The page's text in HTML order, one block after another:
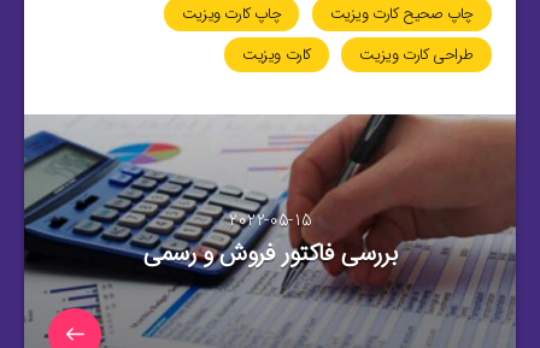
چاپ صحیح کارت ویزیت
چاپ کارت ویزیت
طراحی کارت ویزیت
کارت ویزیت
2022-05-15
بررسی فاکتور فروش و رسمی